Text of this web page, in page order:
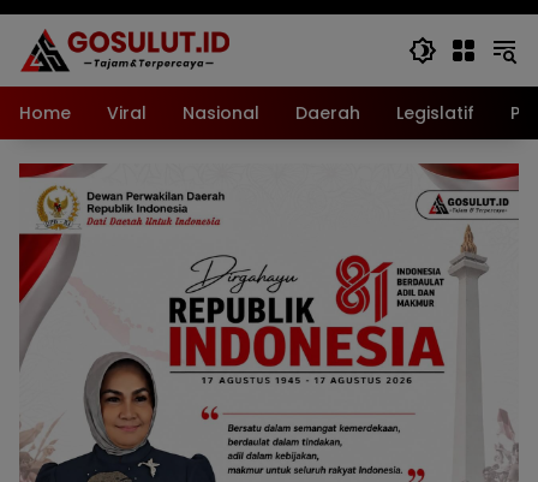
Home Viral Nasional Daerah Legislatif